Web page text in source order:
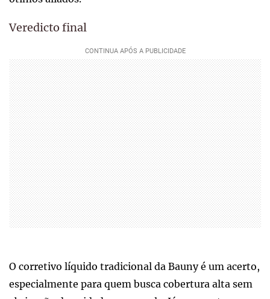
Veredicto final
O corretivo líquido tradicional da Bauny é um acerto,
especialmente para quem busca cobertura alta sem